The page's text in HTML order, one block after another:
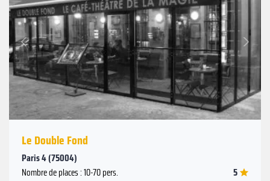
Précédent
Suivant
Le Double Fond
Paris 4 (75004)
Nombre de places : 10-70 pers. 5